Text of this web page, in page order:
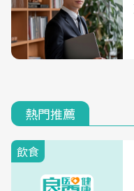
熱門推薦
飲食